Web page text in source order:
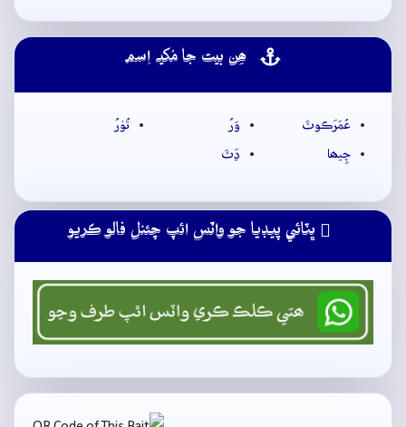
ھِن بيت جا مُکيہ اِسم
عُمَرَڪوٽَ وَرُ
تُوۡرُ
چِيھا
ڍَٽَ
ڀٽائي پيڊيا جو واٽس ائپ چئنل فالو ڪريو